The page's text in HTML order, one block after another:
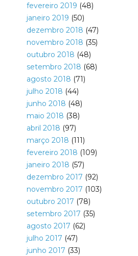
fevereiro 2019 (48)
janeiro 2019 (50)
dezembro 2018 (47)
novembro 2018 (35)
outubro 2018 (48)
setembro 2018 (68)
agosto 2018 (71)
julho 2018 (44)
junho 2018 (48)
maio 2018 (38)
abril 2018 (97)
março 2018 (111)
fevereiro 2018 (109)
janeiro 2018 (57)
dezembro 2017 (92)
novembro 2017 (103)
outubro 2017 (78)
setembro 2017 (35)
agosto 2017 (62)
julho 2017 (47)
junho 2017 (33)